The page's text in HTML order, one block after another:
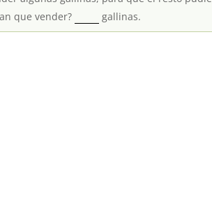
que vender?
gallinas.